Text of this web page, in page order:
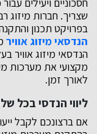
שצריך. חברות מיזוג
בפרויקט תכנון
הנדסאי מיזוג אוויר
הנדסאי מיזוג אוויר
מקצועי את מערכות
לאורך זמן.
ליווי הנדסי בכל
אם ברצונכם לקבל